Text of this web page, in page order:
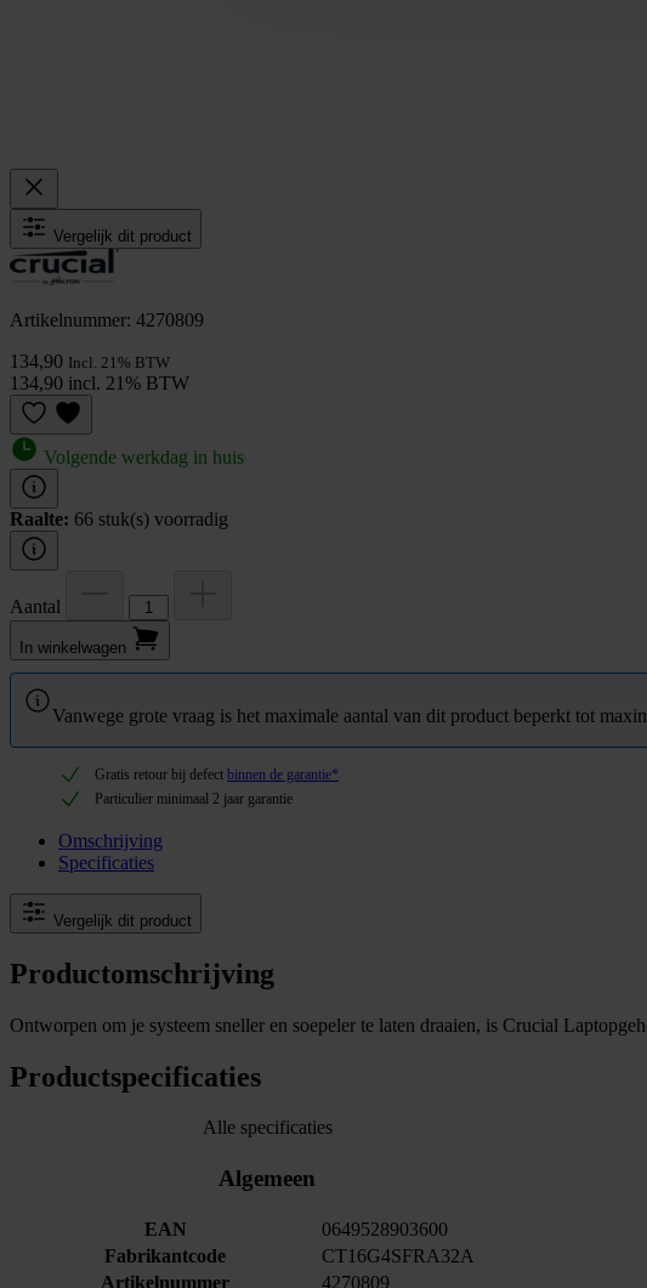
Vergelijk dit product
Artikelnummer: 4270809
134,90 Incl. 21% BTW
134,90 incl. 21% BTW
Volgende werkdag in huis
Raalte: 66 stuk(s) voorradig
Aantal
In winkel­wagen
Vanwege grote vraag is het maximale aantal van dit product beperkt tot
Gratis retour bij defect binnen de garantie*
Particulier minimaal 2 jaar garantie
Omschrijving
Specificaties
Vergelijk dit product
Productomschrijving
Ontworpen om je systeem sneller en soepeler te laten draaien, is Crucial
Productspecificaties
Alle specificaties
Algemeen
EAN
0649528903600
Fabrikantcode
CT16G4SFRA32A
Artikelnummer
4270809